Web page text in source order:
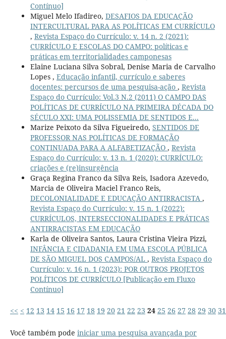
Contínuo]
Miguel Melo Ifadireo, DESAFIOS DA EDUCAÇÃO
INTERCULTURAL PARA AS POLÍTICAS EM CURRÍCULO
, Revista Espaço do Currículo: v. 14 n. 2 (2021):
CURRÍCULO E ESCOLAS DO CAMPO: políticas e
práticas em territorialidades camponesas
Elaine Luciana Silva Sobral, Denise Maria de Carvalho
Lopes , Educação infantil, currículo e saberes
docentes: percursos de uma pesquisa-ação , Revista
Espaço do Currículo: Vol.3 N.2 (2011) O CAMPO DAS
POLÍTICAS DE CURRÍCULO NA PRIMEIRA DÉCADA DO
SÉCULO XXI: UMA POLISSEMIA DE SENTIDOS E...
Marize Peixoto da Silva Figueiredo, SENTIDOS DE
PROFESSOR NAS POLÍTICAS DE FORMAÇÃO
CONTINUADA PARA A ALFABETIZAÇÃO , Revista
Espaço do Currículo: v. 13 n. 1 (2020): CURRÍCULO:
criações e (re)insurgência
Graça Regina Franco da Silva Reis, Isadora Azevedo,
Marcia de Oliveira Maciel Franco Reis,
DECOLONIALIDADE E EDUCAÇÃO ANTIRRACISTA ,
Revista Espaço do Currículo: v. 15 n. 1 (2022):
CURRÍCULOS, INTERSECCIONALIDADES E PRÁTICAS
ANTIRRACISTAS EM EDUCAÇÃO
Karla de Oliveira Santos, Laura Cristina Vieira Pizzi,
INFÂNCIA E CIDADANIA EM UMA ESCOLA PÚBLICA
DE SÃO MIGUEL DOS CAMPOS/AL , Revista Espaço do
Currículo: v. 16 n. 1 (2023): POR OUTROS PROJETOS
POLÍTICOS DE CURRÍCULO [Publicação em Fluxo
Contínuo]
<< < 12 13 14 15 16 17 18 19 20 21 22 23 24 25 26 27 28 29 30 31
Você também pode iniciar uma pesquisa avançada por